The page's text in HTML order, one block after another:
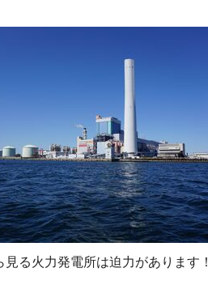
見る火力発電所は迫力があります！